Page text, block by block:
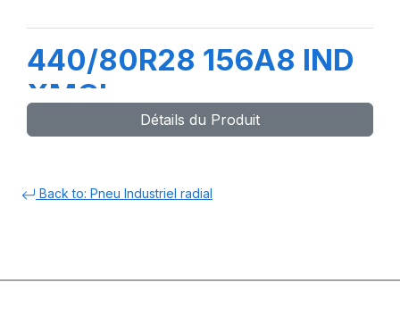
440/80R28 156A8 IND
XMCL
Détails du Produit
Back to: Pneu Industriel radial